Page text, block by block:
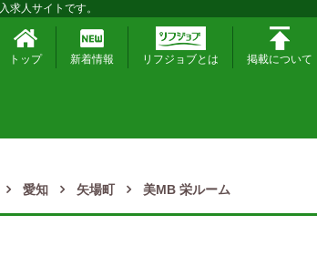
求人サイトです。
トップ 新着情報 リフジョブとは 掲載について
愛知 矢場町 美MB 栄ルーム